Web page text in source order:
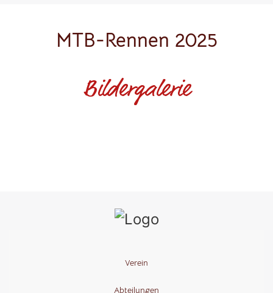
MTB-Rennen 2025
Bildergalerie
Verein
Abteilungen